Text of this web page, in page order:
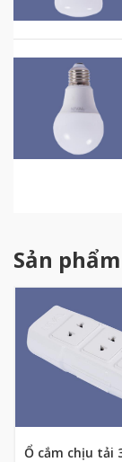
Sản
Ổ cắm chịu tải